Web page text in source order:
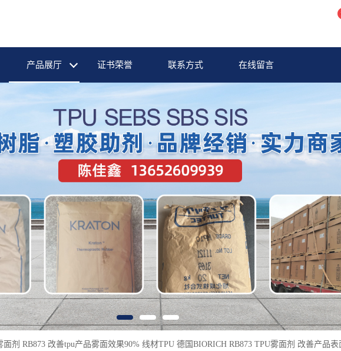
产品展厅 证书荣誉 联系方式 在线留言
面剂 RB873 改善tpu产品雾面效果90% 线材TPU 德国BIORICH RB873 TPU雾面剂 改善产品